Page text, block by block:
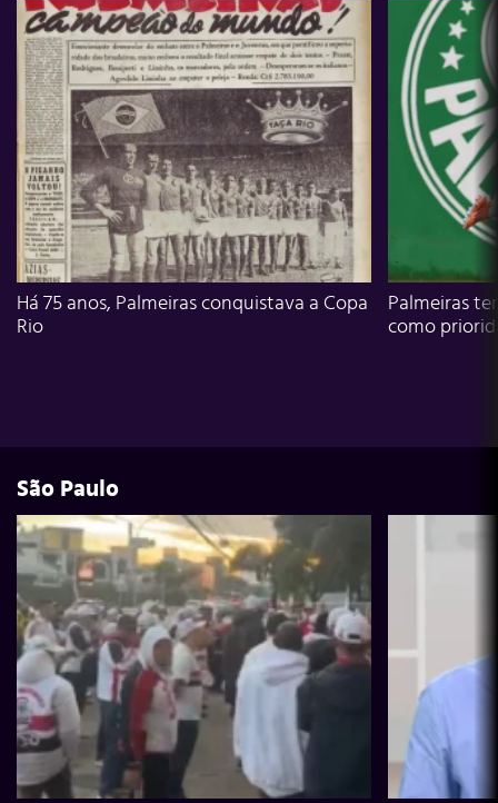
Há 75 anos, Palmeiras conquistava a Copa
Rio
Palmeiras
como
São Paulo